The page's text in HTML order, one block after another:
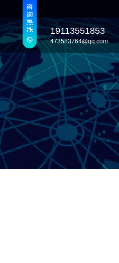
19113551853
473583764@qq.com